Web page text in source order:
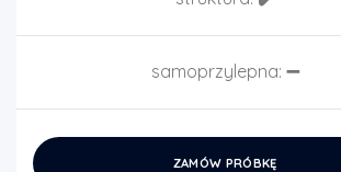
samoprzylepna: ➖
ZAMÓW PRÓBKĘ